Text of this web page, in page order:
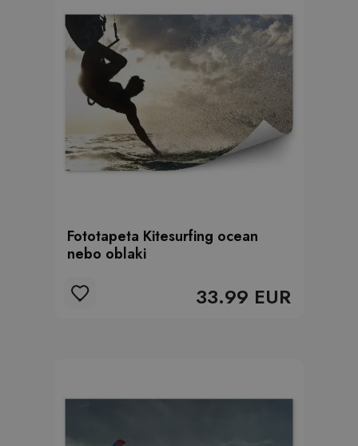
Fototapeta Kitesurfing ocean
nebo oblaki
33.99 EUR